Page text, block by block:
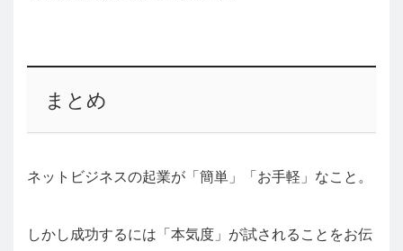
まとめ
ネットビジネスの起業が「簡単」「お手軽」なこと。
しかし成功するには「本気度」が試されることをお伝